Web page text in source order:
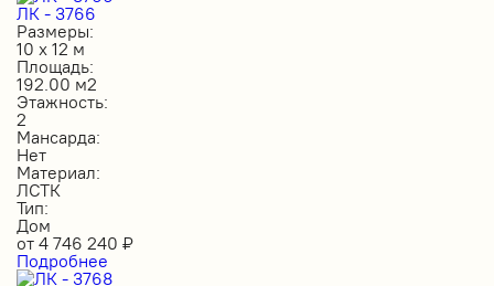
ЛК - 3766
Размеры:
10 х 12 м
Площадь:
192.00 м2
Этажность:
2
Мансарда:
Нет
Материал:
ЛСТК
Тип:
Дом
от 4 746 240 ₽
Подробнее